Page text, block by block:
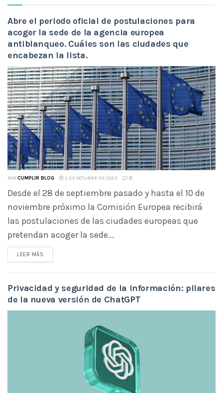
Abre el periodo oficial de postulaciones para
acoger la sede de la agencia europea
antiblanqueo. Cuáles son las ciudades que
encabezan la lista.
POR CUMPLIR BLOG 2 DE OCTUBRE DE 2023 0
Desde el 28 de septiembre pasado y hasta el 10 de
noviembre próximo la Comisión Europea recibirá
las postulaciones de las ciudades europeas que
pretendan acoger la sede...
LEER MÁS
Privacidad y seguridad de la información: pilares
de la nueva versión de ChatGPT